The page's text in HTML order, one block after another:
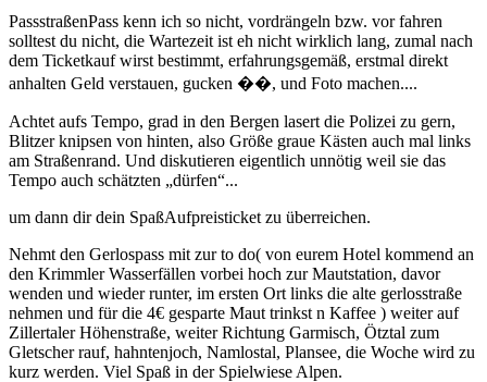
PassstraßenPass kenn ich so nicht, vordrängeln bzw. vor fahren
solltest du nicht, die Wartezeit ist eh nicht wirklich lang, zumal nach
dem Ticketkauf wirst bestimmt, erfahrungsgemäß, erstmal direkt
anhalten Geld verstauen, gucken ��, und Foto machen....
Achtet aufs Tempo, grad in den Bergen lasert die Polizei zu gern,
Blitzer knipsen von hinten, also Größe graue Kästen auch mal links
am Straßenrand. Und diskutieren eigentlich unnötig weil sie das
Tempo auch schätzten „dürfen“...
um dann dir dein SpaßAufpreisticket zu überreichen.
Nehmt den Gerlospass mit zur to do( von eurem Hotel kommend an
den Krimmler Wasserfällen vorbei hoch zur Mautstation, davor
wenden und wieder runter, im ersten Ort links die alte gerlosstraße
nehmen und für die 4€ gesparte Maut trinkst n Kaffee ) weiter auf
Zillertaler Höhenstraße, weiter Richtung Garmisch, Ötztal zum
Gletscher rauf, hahntenjoch, Namlostal, Plansee, die Woche wird zu
kurz werden. Viel Spaß in der Spielwiese Alpen.